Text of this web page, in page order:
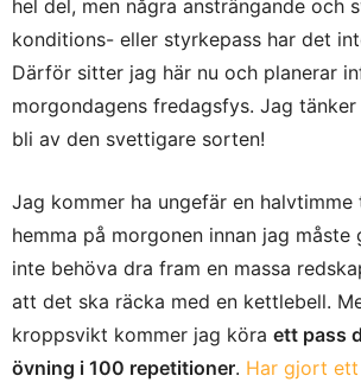
hel del, men några ansträngande och
konditions- eller styrkepass har det
Därför sitter jag här nu och planerar
morgondagens fredagsfys. Jag
bli av den svettigare sorten!
Jag kommer ha ungefär en halvtimme
hemma på morgonen innan jag måste
inte behöva dra fram en massa
att det ska räcka med en kettlebell.
kroppsvikt kommer jag köra ett pass
övning i 100 repetitioner. Har gjort